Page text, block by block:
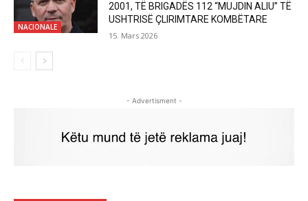
NACIONALE
2001, TË BRIGADËS 112 “MUJDIN ALIU” TË
USHTRISË ÇLIRIMTARE KOMBËTARE
15. Mars 2026
- Advertisment -